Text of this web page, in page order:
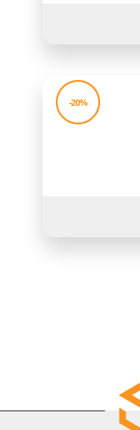
-20%